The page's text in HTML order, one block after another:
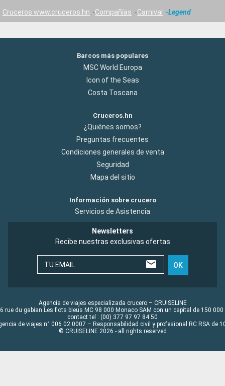
Cruceros www.cruceros.hn Compañías Carnival Legend
Barcos más populares
MSC World Europa
Icon of the Seas
Costa Toscana
Cruceros.hn
¿Quiénes somos?
Preguntas frecuentes
Condiciones generales de venta
Seguridad
Mapa del sitio
Información sobre crucero
Servicios de Asistencia
Newsletters
Recibe nuestras exclusivas ofertas
TU EMAIL OK
Agencia de viajes especializada crucero – CRUISELINE
rue du gabian Les flots bleus MC 98 000 Monaco SAM con un capital de 150 000
contact tel : (00) 377 97 97 84 50
de viajes n° 006 02 0007 – Responsabilidad civil y profesional RC RSA de
© CRUISELINE 2026 - all rights reserved